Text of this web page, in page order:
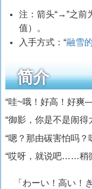
注：箭头“→”之前
值）。
入手方式：“融雪
简介
“哇~哦！好高！好
“御影，你是不是闹
“嗯？那由碳害怕吗
“哎呀，就说吧……稍
「わーい！高い！